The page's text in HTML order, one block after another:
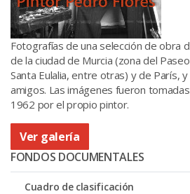
Fotografías de una selección de obra
de la ciudad de Murcia (zona del
Santa Eulalia, entre otras) y de París,
amigos. Las imágenes fueron
1962 por el propio pintor.
Ver galería
FONDOS DOCUMENTALES
Cuadro de clasificación